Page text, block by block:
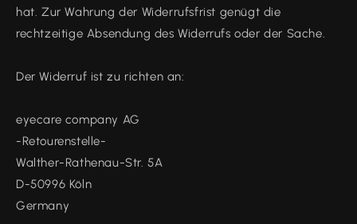
hat. Zur Wahrung der Widerrufsfrist genügt die
rechtzeitige Absendung des Widerrufs oder der Sache.
Der Widerruf ist zu richten an:
eyecare company AG
-Retourenstelle-
Walther-Rathenau-Str. 5A
D-50996 Köln
Germany